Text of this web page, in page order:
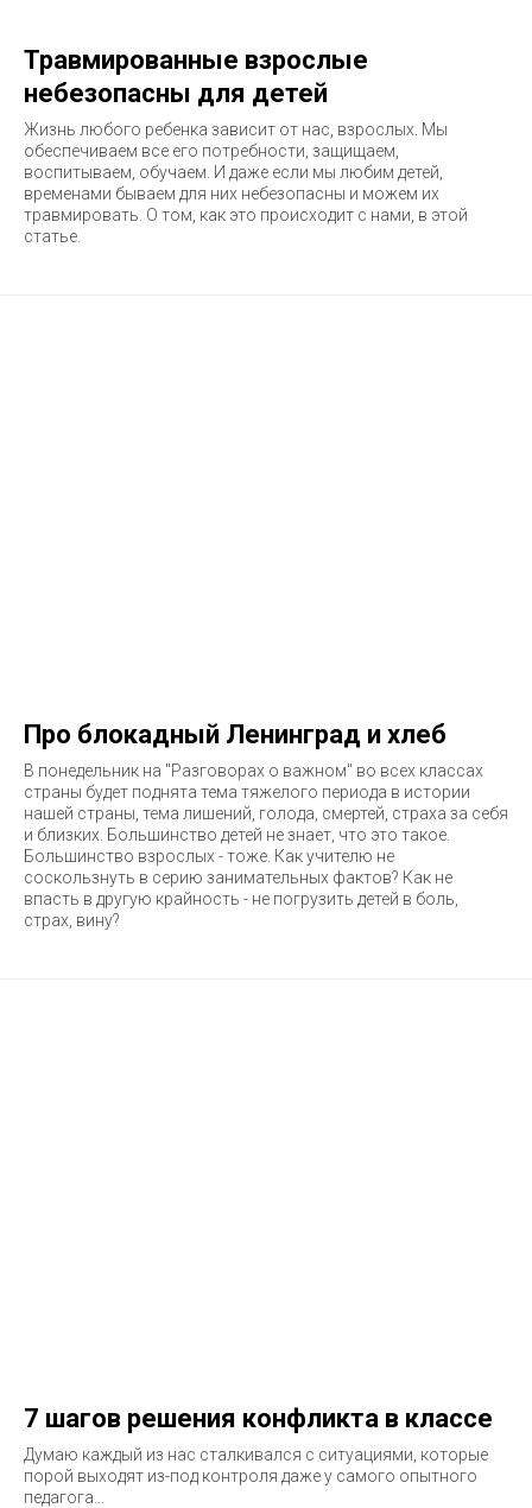
Травмированные взрослые
небезопасны для детей
Жизнь любого ребенка зависит от нас, взрослых. Мы
обеспечиваем все его потребности, защищаем,
воспитываем, обучаем. И даже если мы любим детей,
временами бываем для них небезопасны и можем их
травмировать. О том, как это происходит с нами, в этой
статье.
Про блокадный Ленинград и хлеб
В понедельник на "Разговорах о важном" во всех классах
страны будет поднята тема тяжелого периода в истории
нашей страны, тема лишений, голода, смертей, страха за себя
и близких. Большинство детей не знает, что это такое.
Большинство взрослых - тоже. Как учителю не
соскользнуть в серию занимательных фактов? Как не
впасть в другую крайность - не погрузить детей в боль,
страх, вину?
7 шагов решения конфликта в классе
Думаю каждый из нас сталкивался с ситуациями, которые
порой выходят из-под контроля даже у самого опытного
педагога...